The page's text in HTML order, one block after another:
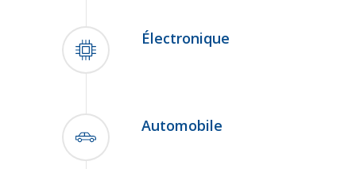
Électronique
Automobile